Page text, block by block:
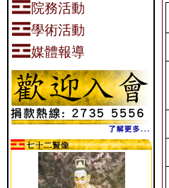
院務活動
學術活動
媒體報導